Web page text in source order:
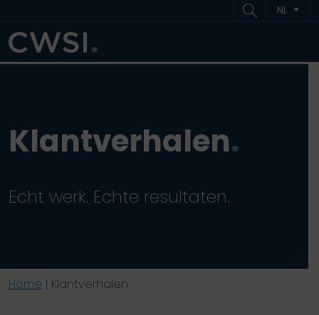
NL
Klantverhalen.
Echt werk. Echte resultaten.
Home | Klantverhalen